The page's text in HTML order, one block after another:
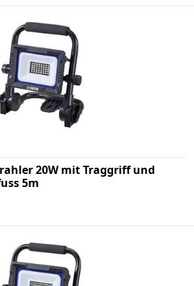
20W mit Traggriff und
5m